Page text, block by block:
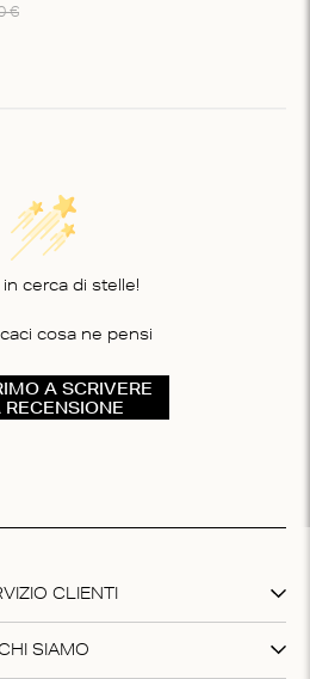
€
cerca di stelle!
cosa ne pensi
A SCRIVERE
RECENSIONE
CLIENTI
SIAMO